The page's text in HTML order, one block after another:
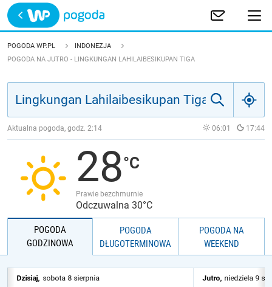
Trwa ładowanie
POLSKA
JAKOŚĆ POWIETRZA
POGODA WP.PL
INDONEZJA
POGODA NA JUTRO - LINGKUNGAN LAHILAIBESIKUPAN TIGA
Aktualna pogoda, godz. 2:14 06:01 17:44
28
Prawie bezchmurnie
Odczuwalna 30°C
POGODA
GODZINOWA
POGODA
DŁUGOTERMINOWA
POGODA NA
WEEKEND